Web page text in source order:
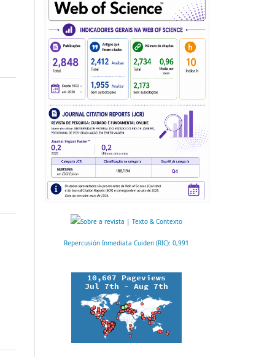
Repercusión Inmediata Cuiden (RIC): 0,991